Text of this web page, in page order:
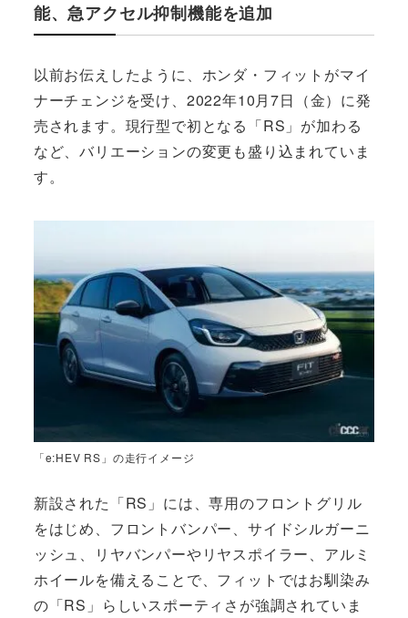
能、急アクセル抑制機能を追加
以前お伝えしたように、ホンダ・フィットがマイ
ナーチェンジを受け、2022年10月7日（金）に発
売されます。現行型で初となる「RS」が加わる
など、バリエーションの変更も盛り込まれていま
す。
「e:HEV RS」の走行イメージ
新設された「RS」には、専用のフロントグリル
をはじめ、フロントバンパー、サイドシルガーニ
ッシュ、リヤバンパーやリヤスポイラー、アルミ
ホイールを備えることで、フィットではお馴染み
の「RS」らしいスポーティさが強調されていま